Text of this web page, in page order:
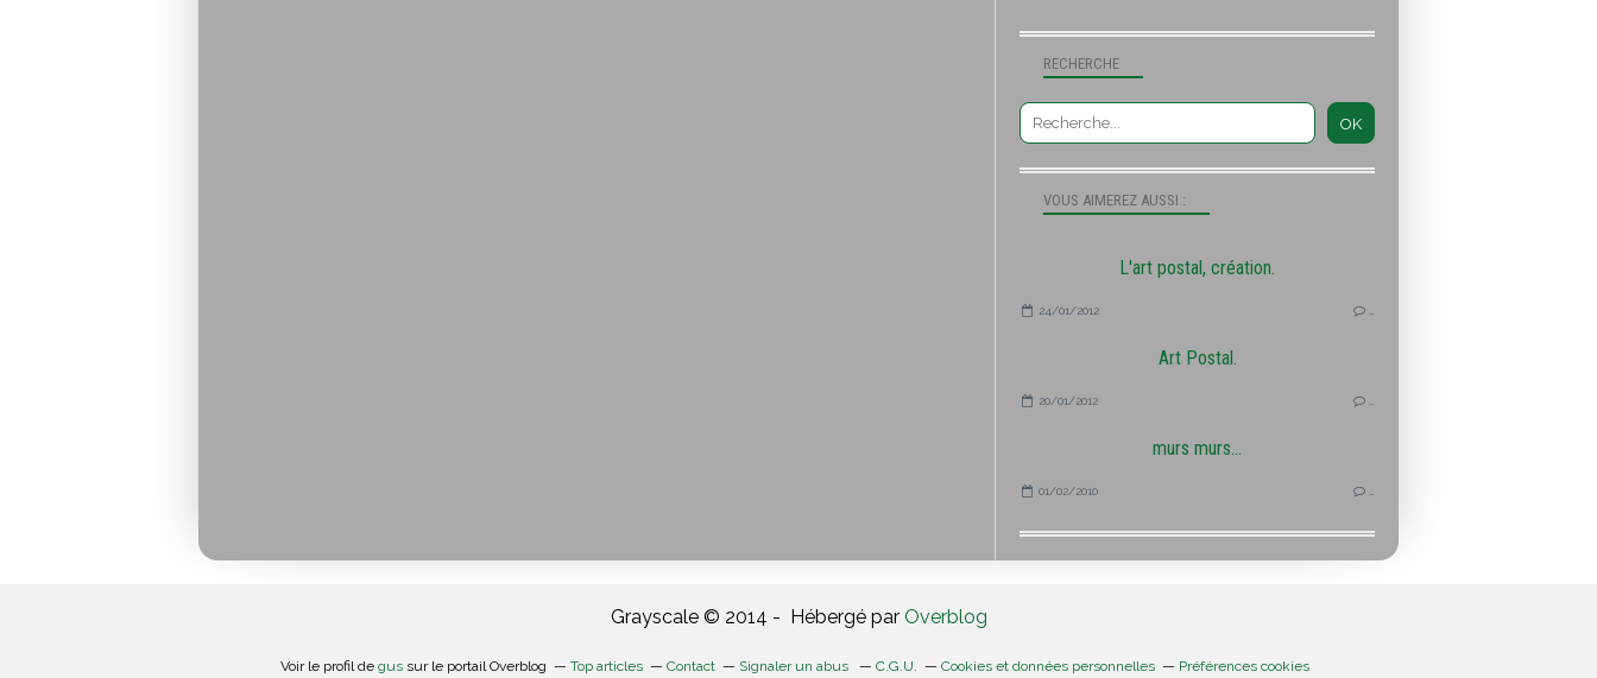
RECHERCHE
VOUS AIMEREZ AUSSI :
L'art postal, création.
24/01/2012
Art Postal.
20/01/2012
murs murs...
01/02/2010
Grayscale © 2014 - Hébergé par Overblog
Voir le profil de gus sur le portail Overblog Top articles Contact Signaler un abus C.G.U. Cookies et données personnelles Préférences cookies